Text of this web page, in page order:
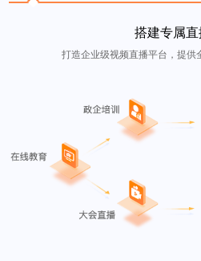
搭建专属
打造企业级视频直播平台，提供